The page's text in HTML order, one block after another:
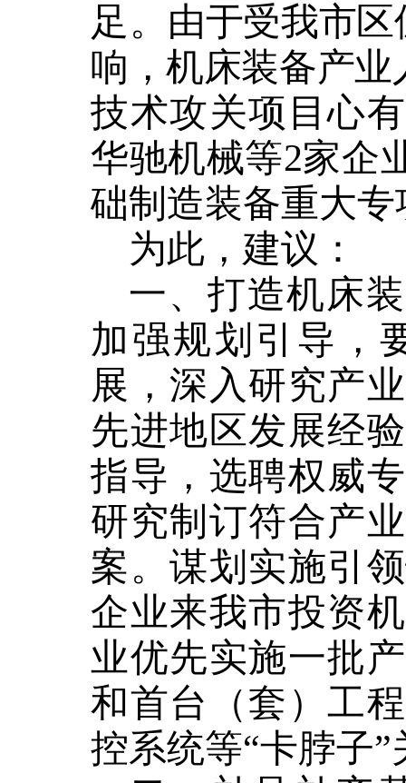
足 。 由于受我市
响，机床装备产业
技术攻关项目心
华驰机械等2家企
础制造装备重大专
为此， 建议 ：
一、打造机床
加强规划引导，
展，深入研究产
先进地区发展经
指导，选聘权威
研究制订符合产
案。谋划实施引
企业来我市投资
业优先实施一批
和首台（套）工
控系统等“卡脖子